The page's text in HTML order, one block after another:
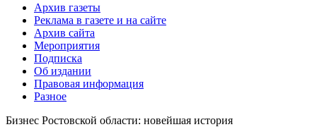
Архив газеты
Реклама в газете и на сайте
Архив сайта
Мероприятия
Подписка
Об издании
Правовая информация
Разное
Бизнес Ростовской области: новейшая история